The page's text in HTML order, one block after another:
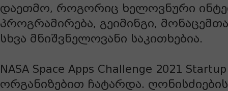
დაეთმო, როგორიც ხელოვნური
პროგრამირება, გეიმინგი,
სხვა მნიშვნელოვანი საკითხებია.
NASA Space Apps Challenge 2021
ორგანიზებით ჩატარდა.